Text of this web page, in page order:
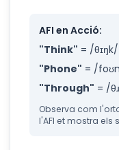
AFI en Acció:
"Think" = /θɪŋk/
"Phone" = /
"Through" = /
Observa com
l'AFI et mostra els